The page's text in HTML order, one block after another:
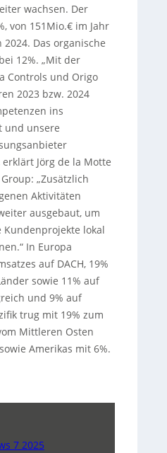
wachsen. Der
von 151Mio.€ im Jahr
Das organische
12%. „Mit der
Controls und Origo
2023 bzw. 2024
ins
und unsere
Jörg de la Motte
„Zusätzlich
Aktivitäten
ausgebaut, um
lokal
In Europa
auf DACH, 19%
sowie 11% auf
und 9% auf
trug mit 19% zum
Mittleren Osten
Amerikas mit 6%.
7 2025